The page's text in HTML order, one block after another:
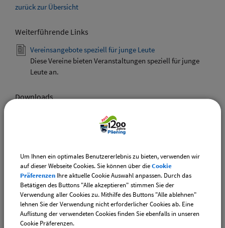
zurück zur Übersicht
Weiterführende Links
Vereinsangebote speziell für junge Leute
Diese Vereine bieten Veranstaltungen speziell für junge
Leute an.
Downloads
Den gewählten Termin als VCS-Kalenderdatei
downloaden
Drucken
Um Ihnen ein optimales Benutzererlebnis zu bieten, verwenden wir
auf dieser Webseite Cookies. Sie können über dieCookie
Präferenzen Ihre aktuelle Cookie Auswahl anpassen. Durch das
Betätigen des Buttons "Alle akzeptieren" stimmen Sie der
Verwendung aller Cookies zu. Mithilfe des Buttons "Alle ablehnen"
lehnen Sie der Verwendung nicht erforderlicher Cookies ab. Eine
Auflistung der verwendeten Cookies finden Sie ebenfalls in unseren
Cookie Präferenzen.